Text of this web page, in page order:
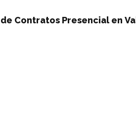
Contratos Presencial en